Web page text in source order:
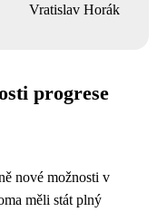
Vratislav Horák
progrese
nové možnosti v
měli stát plný